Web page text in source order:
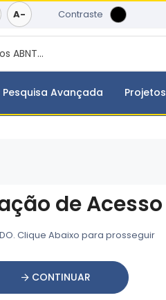
A- Contraste
Pesquisa Avançada Projetos
de Acesso
Clique Abaixo para prosseguir
CONTINUAR